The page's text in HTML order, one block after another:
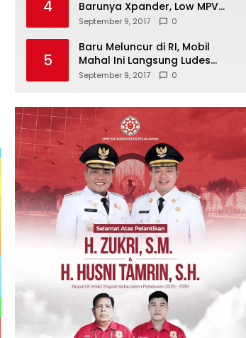
4
Barunya Xpander, Low MPV
Pesaing Avanza cs
September 9, 2017 0
5
Baru Meluncur di RI, Mobil
Mahal Ini Langsung Ludes
Terjual
September 9, 2017 0